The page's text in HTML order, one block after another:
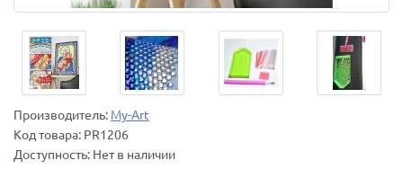
Производитель: My-Art
Код товара: PR1206
Доступность: Нет в наличии